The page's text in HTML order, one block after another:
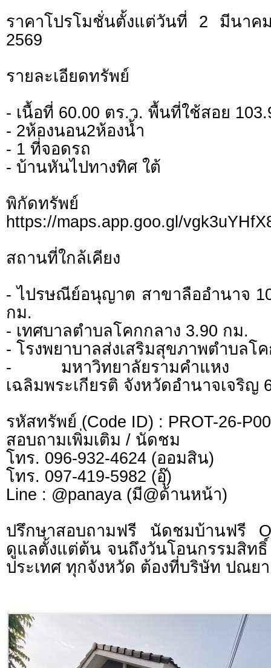
ราคาโปรโมชั่นตั้งแต่วันที่ 2 มีนา
2569
รายละเอียดทรัพย์
- เนื้อที่ 60.00 ตร.ว. พื้นที่ใช้สอย
- 2ห้องนอน2ห้องน้ำ
- 1 ที่จอดรถ
- บ้านหันไปทางทิศ ใต้
พิกัดทรั
https://maps.app.goo.gl/
สถานที่ใกล้เคียง
- ไปรษณีย์อนุญาต สาขาลืออำนาจ
กม.
- เทศบาลตำบลโคกกลาง 3.90 กม.
- โรงพยาบาลส่งเสริมสุขภาพตำบลโ
- มหาวิทยาลัยรามคำแหง ส
เฉลิมพระเกียรติ จังหวัดอำนาจเจริญ
รหัสทรัพย์ (Code ID) : PROT-26-
สอบถามเพิ่มเติม / นัดชม
โทร. 096-932-4624 (ออมสิน)
โทร. 097-419-5982 (อุ๊)
Line : @panaya (มี@ด้านหน้า)
ปรึกษาสอบถามฟรี นัดชมบ้านฟรี
ดูแลตั้งแต่ต้น จนถึงวันโอนกรรมสิท
ประเทศ ทุกจังหวัด ต้องที่บริษัท ปณย